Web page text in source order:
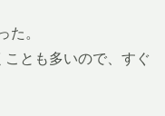
た。
とも多いので、すぐ